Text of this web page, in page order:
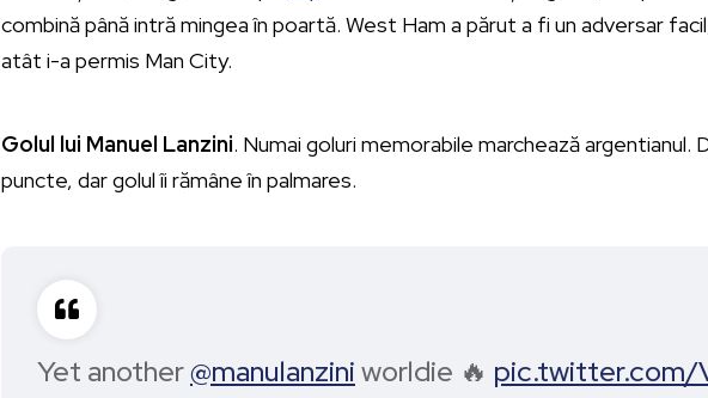
combină până intră mingea în poartă. West Ham a părut a fi un adversar
atât i-a permis Man City.
Golul lui Manuel Lanzini. Numai goluri memorabile marchează argentianul.
puncte, dar golul îi rămâne în palmares.
Yet another@manulanziniworldie 🔥 pic.twitter.com/